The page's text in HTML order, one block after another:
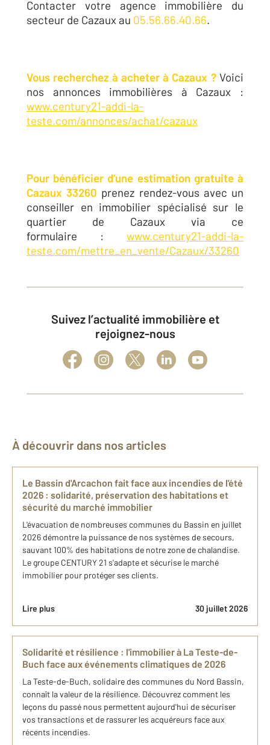
Contacter votre agence immobilière du
secteur de Cazaux au 05.56.66.40.66.
Vous recherchez à acheter à Cazaux ?Voici
nos annonces immobilières à Cazaux :
www.century21-addi-la-
teste.com/annonces/achat/cazaux
Pour bénéficier d’une estimation gratuite à
Cazaux 33260 prenez rendez-vous avec un
conseiller en immobilier spécialisé sur le
quartier de Cazaux via ce
formulaire : www.century21-addi-la-
teste.com/mettre_en_vente/Cazaux/33260
Suivez l’actualité immobilière et
rejoignez-nous
À découvrir dans nos articles
Le Bassin d'Arcachon fait face aux incendies de l'été
2026 : solidarité, préservation des habitations et
sécurité du marché immobilier
L'évacuation de nombreuses communes du Bassin en juillet
2026 démontre la puissance de nos systèmes de secours,
sauvant 100% des habitations de notre zone de chalandise.
Le groupe CENTURY 21 s'adapte et sécurise le marché
immobilier pour protéger ses clients.
Lire plus 30 juillet 2026
Solidarité et résilience : l'immobilier à La Teste-de-
Buch face aux événements climatiques de 2026
La Teste-de-Buch, solidaire des communes du Nord Bassin,
connaît la valeur de la résilience. Découvrez comment les
leçons du passé nous permettent aujourd'hui de sécuriser
vos transactions et de rassurer les acquéreurs face aux
récents incendies.